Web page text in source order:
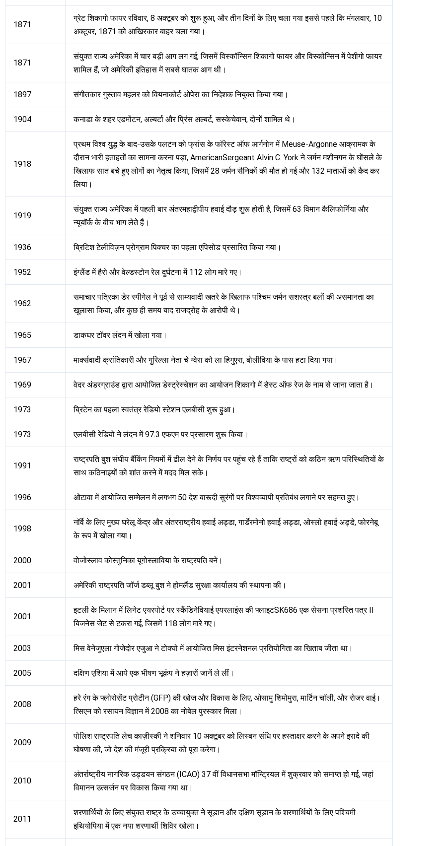
1871
ग्रेट शिकागो फायर रविवार, 8 अक्टूबर को शुरू हुआ, और तीन दिनों के लिए चला गया इससे पहले कि मंगलवार, 10
अक्टूबर, 1871 को आखिरकार बाहर चला गया।
1871
संयुक्त राज्य अमेरिका में चार बड़ी आग लग गई, जिसमें विस्कॉन्सिन शिकागो फायर और विस्कोन्सिन में पेशीगो फायर
शामिल हैं, जो अमेरिकी इतिहास में सबसे घातक आग थी।
1897 संगीतकार गुस्ताव महलर को वियनाकोर्ट ओपेरा का निदेशक नियुक्त किया गया।
1904 कनाडा के शहर एडमोंटन, अल्बर्टा और प्रिंस अल्बर्ट, सस्केचेवान, दोनों शामिल थे।
1918
प्रथम विश्व युद्ध के बाद-उसके पलटन को फ्रांस के फॉरेस्ट ऑफ आर्गनोन में Meuse-Argonne आक्रामक के
दौरान भारी हताहतों का सामना करना पड़ा, AmericanSergeant Alvin C. York ने जर्मन मशीनगन के घोंसले के
खिलाफ सात बचे हुए लोगों का नेतृत्व किया, जिसमें 28 जर्मन सैनिकों की मौत हो गई और 132 माताओं को कैद कर
लिया।
1919
संयुक्त राज्य अमेरिका में पहली बार अंतरमहाद्वीपीय हवाई दौड़ शुरू होती है, जिसमें 63 विमान कैलिफोर्निया और
न्यूयॉर्क के बीच भाग लेते हैं।
1936 ब्रिटिश टेलीविज़न प्रोग्राम पिक्चर का पहला एपिसोड प्रसारित किया गया।
1952 इंग्लैंड में हैरो और वेल्डस्टोन रेल दुर्घटना में 112 लोग मारे गए।
1962
समाचार पत्रिका डेर स्पीगेल ने पूर्व से साम्यवादी खतरे के खिलाफ पश्चिम जर्मन सशस्त्र बलों की असमानता का
खुलासा किया, और कुछ ही समय बाद राजद्रोह के आरोपी थे।
1965 डाकघर टॉवर लंदन में खोला गया।
1967 मार्क्सवादी क्रांतिकारी और गुरिल्ला नेता चे ग्वेरा को ला हिगुएरा, बोलीविया के पास हटा दिया गया।
1969 वेदर अंडरग्राउंड द्वारा आयोजित डेस्ट्रेस्चेशन का आयोजन शिकागो में डेस्ट ऑफ रेज के नाम से जाना जाता है।
1973 ब्रिटेन का पहला स्‍वतंत्र रेडियो स्‍टेशन एलबीसी शुरू हुआ।
1973 एलबीसी रेडियो ने लंदन में 97.3 एफएम पर प्रसारण शुरू किया।
1991
राष्ट्रपति बुश संघीय बैंकिंग नियमों में ढील देने के निर्णय पर पहुंच रहे हैं ताकि राष्ट्रों को कठिन ऋण परिस्थितियों के
साथ कठिनाइयों को शांत करने में मदद मिल सके।
1996 ओटावा में आयोजित सम्मेलन में लगभग 50 देश बारूदी सुरंगों पर विश्वव्यापी प्रतिबंध लगाने पर सहमत हुए।
1998
नॉर्वे के लिए मुख्य घरेलू केंद्र और अंतरराष्ट्रीय हवाई अड्डा, गार्डेरमोनो हवाई अड्डा, ओस्लो हवाई अड्डे, फोरनेबू
के रूप में खोला गया।
2000 वोजोस्लाव कोस्तुनिका यूगोस्लाविया के राष्ट्रपति बने।
2001 अमेरिकी राष्ट्रपति जॉर्ज डब्लू बुश ने होमलैंड सुरक्षा कार्यालय की स्थापना की।
2001
इटली के मिलान में लिनेट एयरपोर्ट पर स्कैंडिनेवियाई एयरलाइंस की फ्लाइटSK686 एक सेसना प्रशस्ति पत्र II
बिजनेस जेट से टकरा गई, जिसमें 118 लोग मारे गए।
2003 मिस वेनेजुएला गोजेदोर एजुआ ने टोक्यो में आयोजित मिस इंटरनेशनल प्रतियोगिता का खिताब जीता था।
2005 दक्षिण एशिया में आये एक भीषण भूकंप ने हज़ारों जानें ले लीं।
2008
हरे रंग के फ्लोरोसेंट प्रोटीन (GFP) की खोज और विकास के लिए, ओसामु शिमोमुरा, मार्टिन चॉली, और रोजर वाई।
त्सिएन को रसायन विज्ञान में 2008 का नोबेल पुरस्कार मिला।
2009
पोलिश राष्ट्रपति लेच काज़ीस्की ने शनिवार 10 अक्टूबर को लिस्बन संधि पर हस्ताक्षर करने के अपने इरादे की
घोषणा की, जो देश की मंजूरी प्रक्रिया को पूरा करेगा।
2010
अंतर्राष्ट्रीय नागरिक उड्डयन संगठन (ICAO) 37 वीं विधानसभा मॉन्ट्रियल में शुक्रवार को समाप्त हो गई, जहां
विमानन उत्सर्जन पर विकास किया गया था।
2011
शरणार्थियों के लिए संयुक्त राष्ट्र के उच्चायुक्त ने सूडान और दक्षिण सूडान के शरणार्थियों के लिए पश्चिमी
इथियोपिया में एक नया शरणार्थी शिविर खोला।